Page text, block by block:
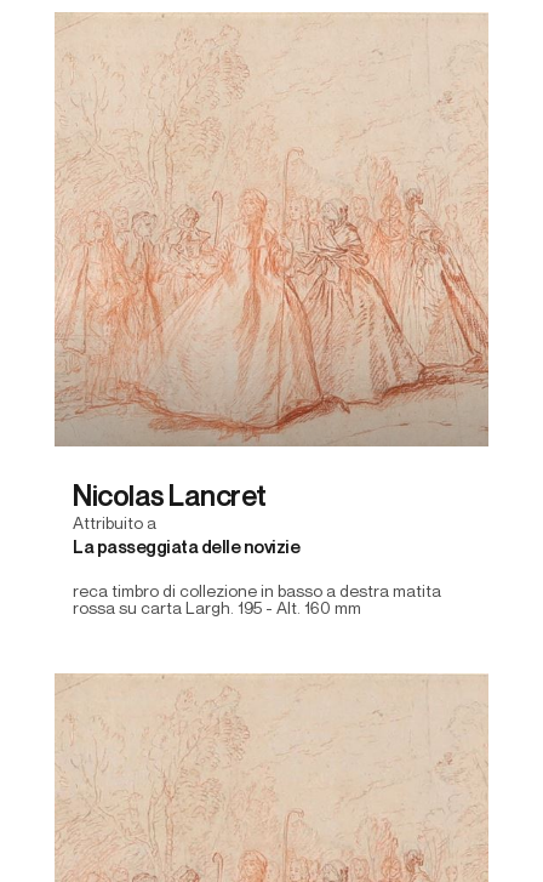
Nicolas Lancret
Attribuito a
La passeggiata delle novizie
reca timbro di collezione in basso a destra matita
rossa su carta Largh. 195 - Alt. 160 mm